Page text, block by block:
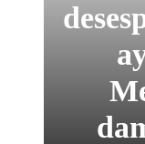
EN VIVO